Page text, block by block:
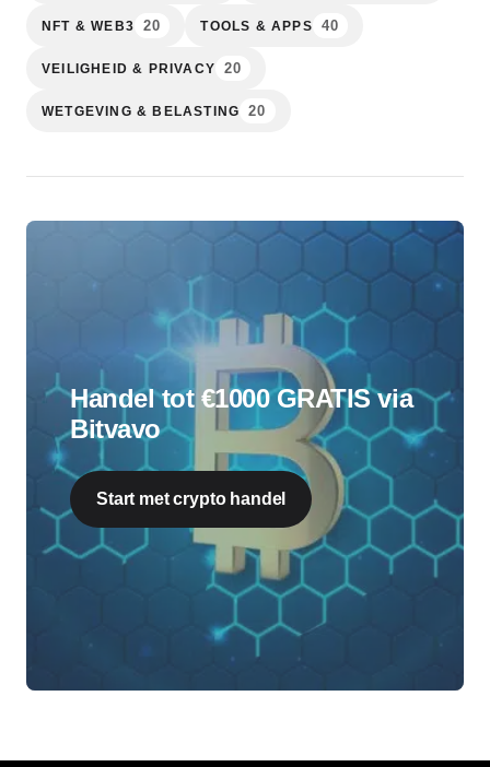
NFT & WEB3 20 TOOLS & APPS 40
VEILIGHEID & PRIVACY 20
WETGEVING & BELASTING 20
Handel tot €1000 GRATIS via
Bitvavo
Start met crypto handel